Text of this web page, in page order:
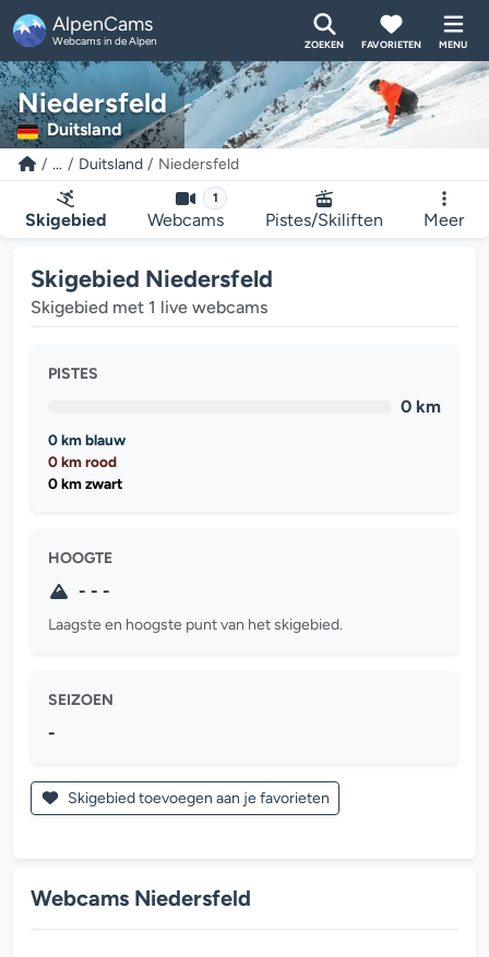
AlpenCams
Webcams in de Alpen ZOEKEN FAVORIETEN MENU
Niedersfeld
Duitsland
... Duitsland Niedersfeld
Skigebied
1
Webcams Pistes/Skiliften Meer
Skigebied Niedersfeld
Skigebied met 1 live webcams
PISTES
0 km
0 km blauw
0 km rood
0 km zwart
HOOGTE
- - -
Laagste en hoogste punt van het skigebied.
SEIZOEN
-
Skigebied toevoegen aan je favorieten
Webcams Niedersfeld